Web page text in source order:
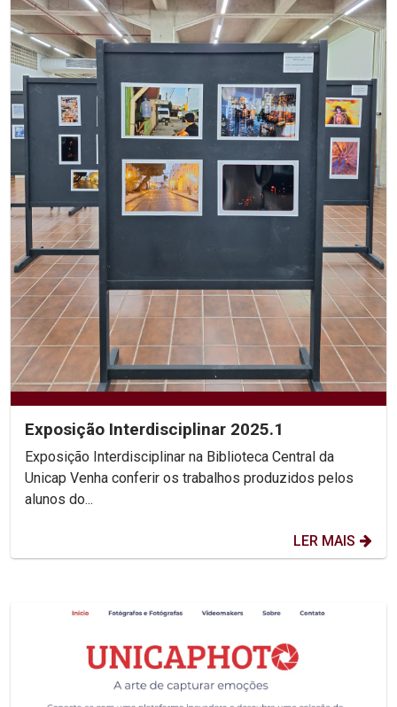
Exposição Interdisciplinar 2025.1
Exposição Interdisciplinar na Biblioteca Central da
Unicap Venha conferir os trabalhos produzidos pelos
alunos do...
LER MAIS